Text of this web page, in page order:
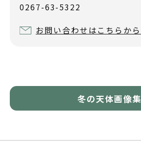
0267-63-5322
お問い合わせはこちらから
冬の天体画像集